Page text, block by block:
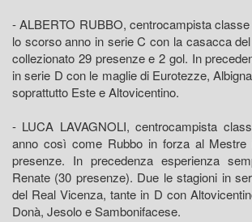
- ALBERTO RUBBO, centrocampista
lo scorso anno in serie C con la casacca
collezionato 29 presenze e 2 gol. In
in serie D con le maglie di Eurotezze,
soprattutto Este e Altovicentino.
- LUCA LAVAGNOLI, centrocampista
anno così come Rubbo in forza al
presenze. In precedenza esperienza
Renate (30 presenze). Due le stagioni in
del Real Vicenza, tante in D con
Donà, Jesolo e Sambonifacese.